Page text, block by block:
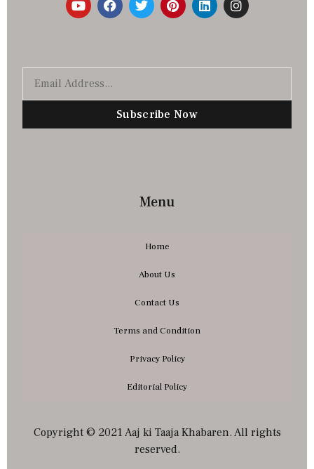
Subscribe Now
Menu
Home
About Us
Contact Us
Terms and Condition
Privacy Policy
Editorial Policy
Copyright © 2021 Aaj ki Taaja Khabaren. All rights
reserved.